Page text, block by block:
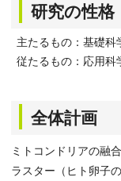
研究の性格
主たるもの：基礎科
従たるもの：応用科
全体計画
ミトコンドリアの融
ラスター（ヒト卵子